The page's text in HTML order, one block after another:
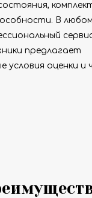
В любом
предлагает
условия оценки и